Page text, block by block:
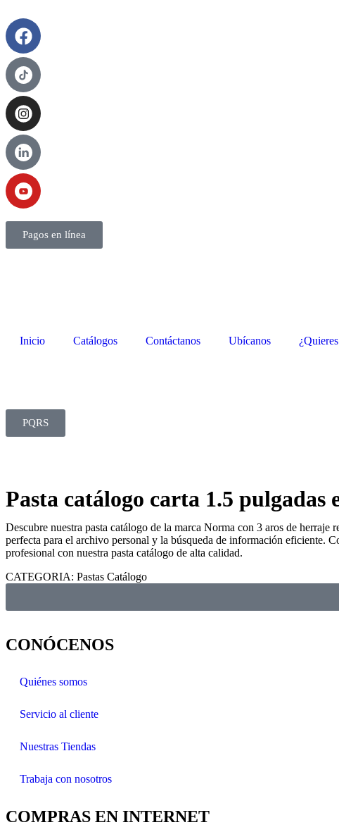
Pagos en línea
Inicio Catálogos Contáctanos Ubícanos
PQRS
Pasta catálogo carta 1.5 pulgadas
Descubre nuestra pasta catálogo de la marca Norma con 3 aros de
perfecta para el archivo personal y la búsqueda de información eficiente.
profesional con nuestra pasta catálogo de alta calidad.
CATEGORIA: Pastas Catálogo
CONÓCENOS
Quiénes somos
Servicio al cliente
Nuestras Tiendas
Trabaja con nosotros
COMPRAS EN INTERNET